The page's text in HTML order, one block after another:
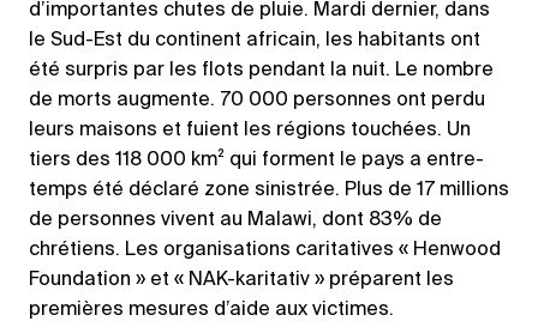
d’importantes chutes de pluie. Mardi dernier, dans
le Sud-Est du continent africain, les habitants ont
été surpris par les flots pendant la nuit. Le nombre
de morts augmente. 70 000 personnes ont perdu
leurs maisons et fuient les régions touchées. Un
tiers des 118 000 km² qui forment le pays a entre-
temps été déclaré zone sinistrée. Plus de 17 millions
de personnes vivent au Malawi, dont 83% de
chrétiens. Les organisations caritatives « Henwood
Foundation » et « NAK-karitativ » préparent les
premières mesures d’aide aux victimes.